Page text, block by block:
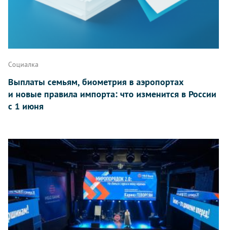
Социалка
Выплаты семьям, биометрия в аэропортах
и новые правила импорта: что изменится в России
с 1 июня